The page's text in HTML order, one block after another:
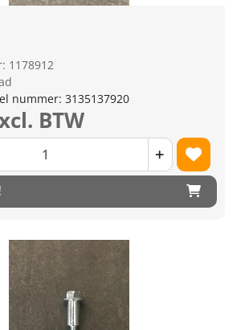
1178912
nummer: 3135137920
BTW
+